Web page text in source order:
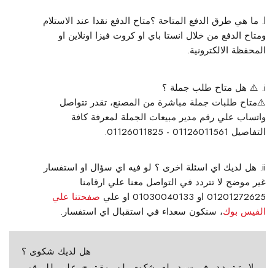
ما هي طرق الدفع المتاحة ؟متاح الدفع نقدا عند الاستلام
ومتاح الدفع من خلال انستا باي او كروت فيزا اونلاين او
المحفظة الالكترونية.
⚠️ هل متاح طلب جملة ؟
⚠️متاح طلبات جملة مباشرة من المصنع، تقدر تتواصل
واتساب علي رقم مدير مبيعات الجملة لمعرفة كافة
التفاصيل 01126011561 - 01126011825.
هل لديك اي اسئلة اخرى ؟ لو فيه اي سؤال او استفسار
غير موضح لا تتردد في التواصل معنا علي ارقامنا
01201272625 او 01030040133 او علي
صفحتنا علي
الفيس بوك، سنكون سعداء في استقبال اي استفسار.
هل لديك شكوى ؟